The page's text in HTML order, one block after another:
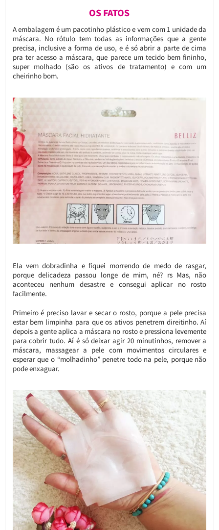
OS FATOS
A embalagem é um pacotinho plástico e vem com 1 unidade da
máscara. No rótulo tem todas as informações que a gente
precisa, inclusive a forma de uso, e é só abrir a parte de cima
pra ter acesso a máscara, que parece um tecido bem fininho,
super molhado (são os ativos de tratamento) e com um
cheirinho bom.
Ela vem dobradinha e fiquei morrendo de medo de rasgar,
porque delicadeza passou longe de mim, né? rs Mas, não
aconteceu nenhum desastre e consegui aplicar no rosto
facilmente.
Primeiro é preciso lavar e secar o rosto, porque a pele precisa
estar bem limpinha para que os ativos penetrem direitinho. Aí
depois a gente aplica a máscara no rosto e pressiona levemente
para cobrir tudo. Aí é só deixar agir 20 minutinhos, remover a
máscara, massagear a pele com movimentos circulares e
esperar que o “molhadinho” penetre todo na pele, porque não
pode enxaguar.